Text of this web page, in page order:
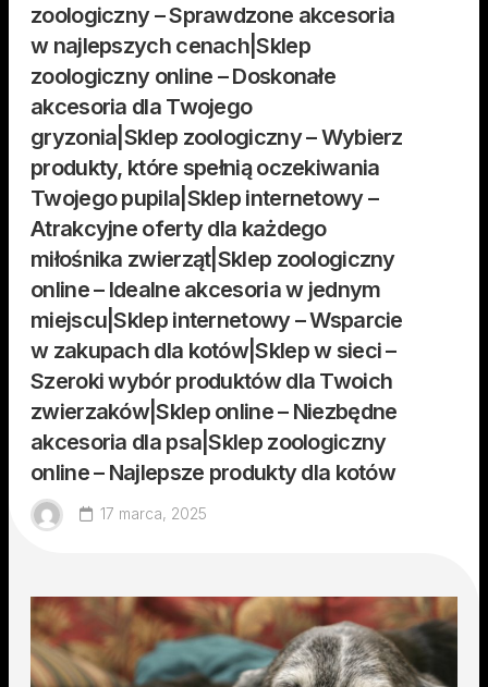
zoologiczny – Sprawdzone akcesoria
w najlepszych cenach|Sklep
zoologiczny online – Doskonałe
akcesoria dla Twojego
gryzonia|Sklep zoologiczny – Wybierz
produkty, które spełnią oczekiwania
Twojego pupila|Sklep internetowy –
Atrakcyjne oferty dla każdego
miłośnika zwierząt|Sklep zoologiczny
online – Idealne akcesoria w jednym
miejscu|Sklep internetowy – Wsparcie
w zakupach dla kotów|Sklep w sieci –
Szeroki wybór produktów dla Twoich
zwierzaków|Sklep online – Niezbędne
akcesoria dla psa|Sklep zoologiczny
online – Najlepsze produkty dla kotów
17 marca, 2025